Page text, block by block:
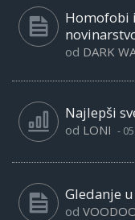
Homofobi
od DARK
Najlepši
od LONI -
Gledanje
od